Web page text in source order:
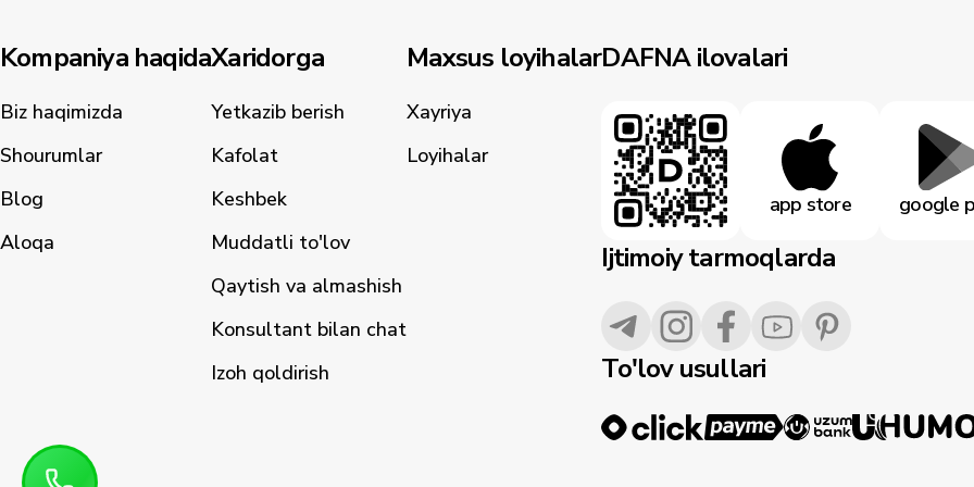
Kompaniya haqida
Biz haqimizda
Shourumlar
Blog
Aloqa
Xaridorga
Yetkazib berish
Kafolat
Keshbek
Muddatli to'lov
Qaytish va almashish
Konsultant bilan chat
Izoh qoldirish
Maxsus loyihalar
Xayriya
Loyihalar
DAFNA ilovalari
app store google
Ijtimoiy tarmoqlarda
To'lov usullari